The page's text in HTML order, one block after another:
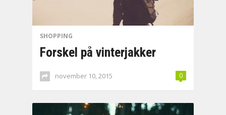
SHOPPING
Forskel på vinterjakker
november 10, 2015 0